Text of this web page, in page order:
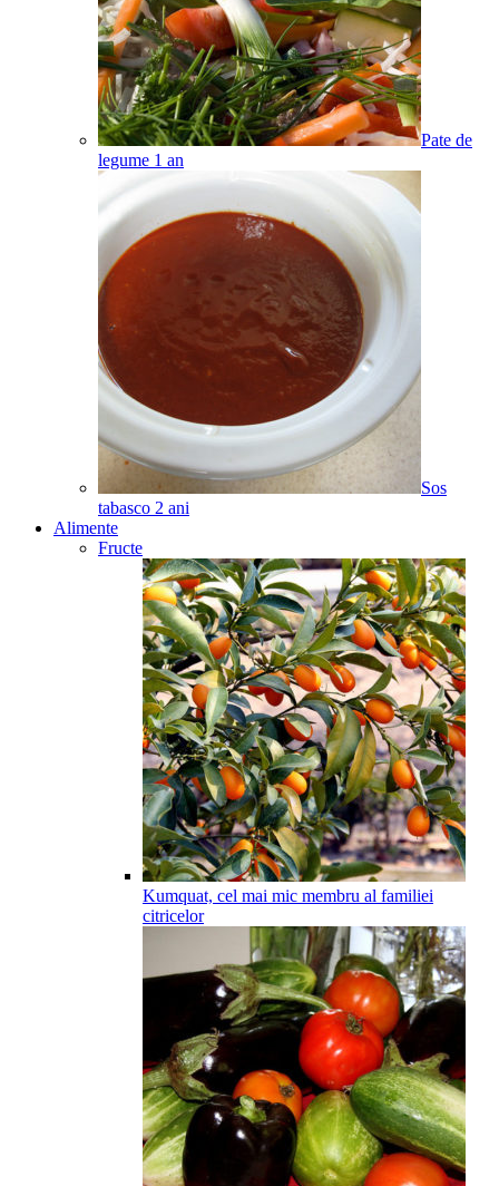
Pate de
legume 1 an
Sos
tabasco 2 ani
Alimente
Fructe
Kumquat, cel mai mic membru al familiei
citricelor